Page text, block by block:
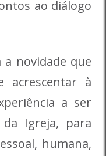
ao diálogo
a novidade que
acrescentar à
a ser
Igreja, para
humana,